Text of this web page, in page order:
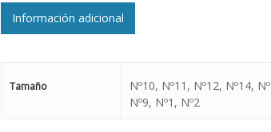
Información adicional
Tamaño
Nº10, Nº11, Nº12, Nº14,
Nº9, Nº1, Nº2